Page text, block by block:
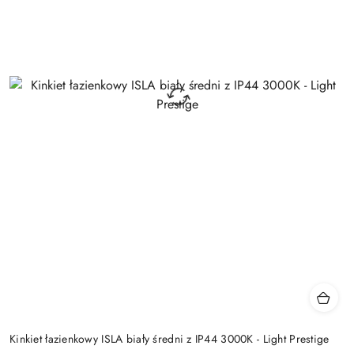
Kinkiet łazienkowy ISLA biały średni z IP44 3000K - Light Prestige